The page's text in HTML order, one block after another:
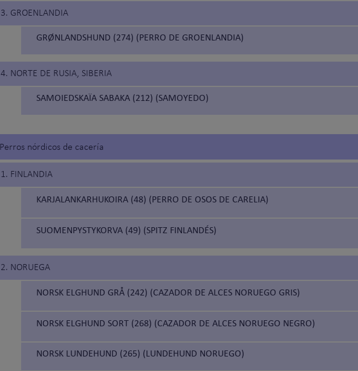
3. GROENLANDIA
GRØNLANDSHUND (274) (PERRO DE GROENLANDIA)
4. NORTE DE RUSIA, SIBERIA
SAMOIEDSKAÏA SABAKA (212) (SAMOYEDO)
Perros nórdicos de cacería
1. FINLANDIA
KARJALANKARHUKOIRA (48) (PERRO DE OSOS DE CARELIA)
SUOMENPYSTYKORVA (49) (SPITZ FINLANDÉS)
2. NORUEGA
NORSK ELGHUND GRÅ (242) (CAZADOR DE ALCES NORUEGO GRIS)
NORSK ELGHUND SORT (268) (CAZADOR DE ALCES NORUEGO NEGRO)
NORSK LUNDEHUND (265) (LUNDEHUND NORUEGO)